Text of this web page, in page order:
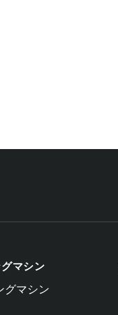
マシン
グマシン